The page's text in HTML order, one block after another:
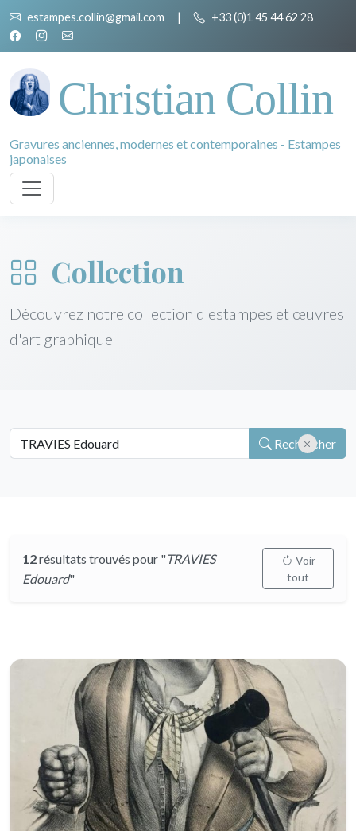
estampes.collin@gmail.com | +33 (0)1 45 44 62 28
Christian Collin
Gravures anciennes, modernes et contemporaines - Estampes
japonaises
Collection
Découvrez notre collection d'estampes et œuvres
d'art graphique
Rechercher
12résultats trouvés pour "TRAVIES
Edouard"
Voir
tout